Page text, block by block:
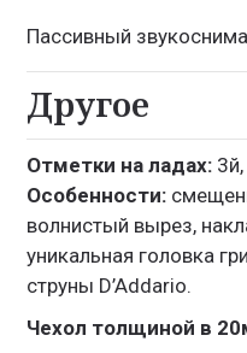
Пассивный
Другое
Отметки на ладах:
Особенности:
волнистый вырез,
уникальная головка
струны D’Addario.
Чехол толщиной в